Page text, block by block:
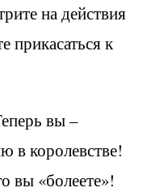
на действия
прикасаться к
вы –
в королевстве!
вы «болеете»!